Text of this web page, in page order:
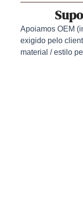
Apoiamos OEM
exigido pelo
material / estilo